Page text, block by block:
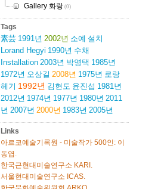
Gallery 화랑(0)
Tags
素芸 1991년 2002년 소예 설치
Lorand Hegyi 1990년 수채
Installation 2003년 박영택 1985년
1972년 오상길 2008년 1975년 로랑
헤기 1992년 김현도 윤진섭 1981년
2012년 1974년 1977년 1980년 2011
년 2007년 2000년 1983년 2005년
Links
아르코예술기록원 - 미술작가 500인: 이
동엽.
한국근현대미술연구소 KARI.
서울현대미술연구소 ICAS.